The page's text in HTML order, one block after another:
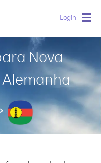
Login
Nova